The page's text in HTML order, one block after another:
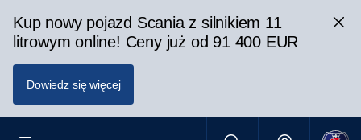
Kup nowy pojazd Scania z silnikiem 11
litrowym online! Ceny już od 91 400 EUR
Dowiedz się więcej